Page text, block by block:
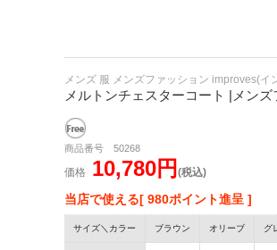
メンズ 服 メンズファッション improves(イ
メルトンチェスターコート |メン
商品番号 50268
価格 10,780円 (税込)
当店で使える[ 980ポイント進呈 ]
サイズ＼カラー ブラウン オリーブ グ